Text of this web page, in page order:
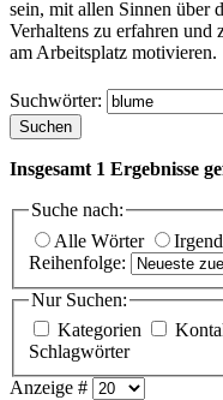
sein, mit allen Sinnen über
Verhaltens zu erfahren und
am Arbeitsplatz motivieren.
Suchwörter:
Suchen
Insgesamt 1 Ergebnisse
Suche nach:
Alle Wörter
Reihenfolge:
Nur Suchen:
Kategorien
Schlagwörter
Anzeige #